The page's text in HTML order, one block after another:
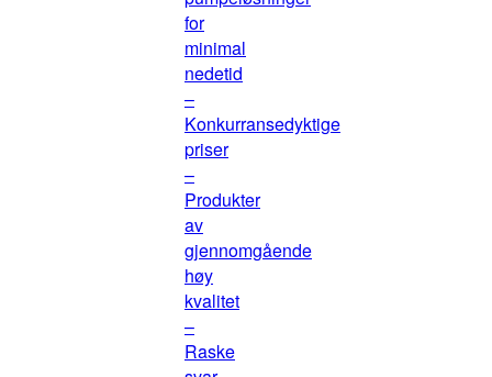
for
minimal
nedetid
–
Konkurransedyktige
priser
–
Produkter
av
gjennomgående
høy
kvalitet
–
Raske